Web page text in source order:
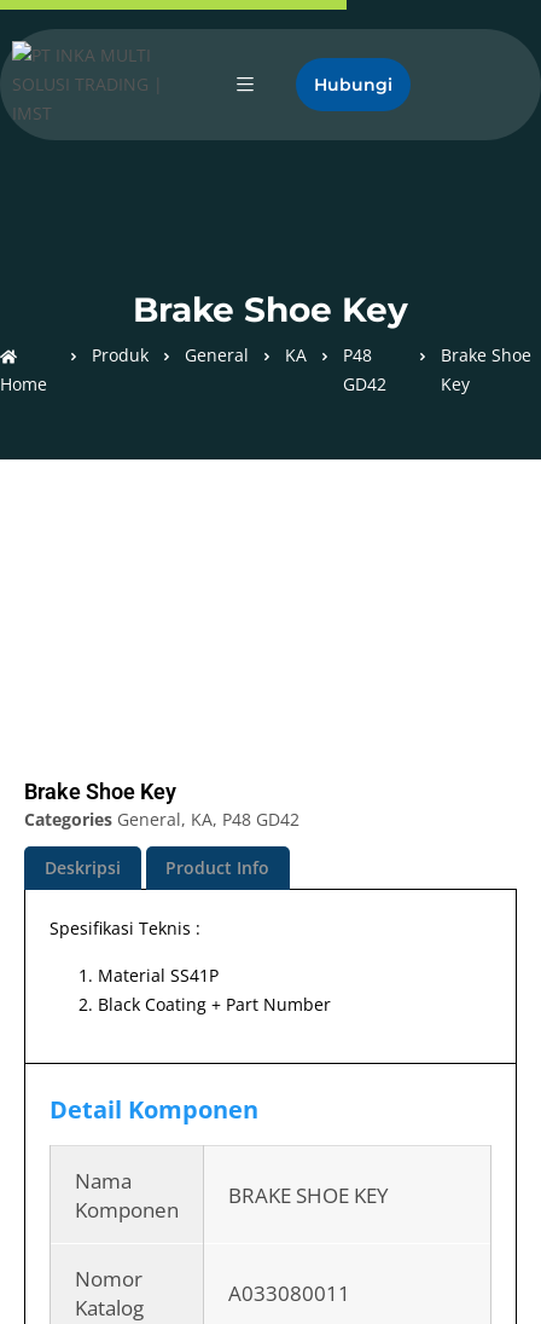
Hubungi
Brake Shoe Key
Home
Produk General KA
P48
GD42
Brake Shoe
Key
Brake Shoe Key
Categories General, KA, P48 GD42
Deskripsi Product Info
Spesifikasi Teknis :
Material SS41P
Black Coating + Part Number
Detail Komponen
Nama
Komponen
BRAKE SHOE KEY
Nomor
Katalog
A033080011